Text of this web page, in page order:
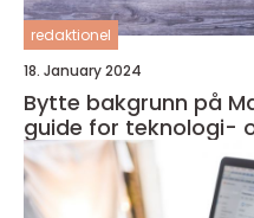
redaktionel
18. January 2024
Bytte bakgrunn på
guide for teknologi-